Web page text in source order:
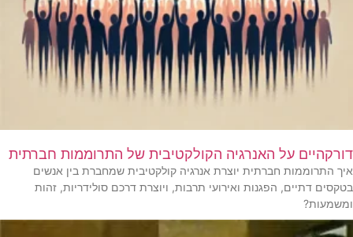
דורקהיים על האנרגיה הקולקטיבית של התרוממות חברתית
איך התרוממות חברתית יוצרת אנרגיה קולקטיבית שמחברת בין אנשים
בטקסים דתיים, הפגנות ואירועי תרבות, ויוצרת דרכם סולידריות, זהות
ומשמעות?